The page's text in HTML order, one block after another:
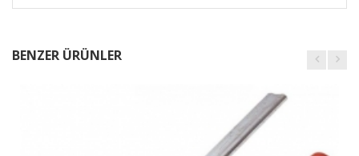
BENZER ÜRÜNLER